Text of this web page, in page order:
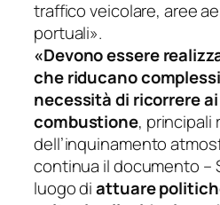
traffico veicolare, aree
portuali».
«Devono essere
che riducano
necessità di ricorrere
combustione, principali
dell’inquinamento
continua il documento –
luogo diattuare